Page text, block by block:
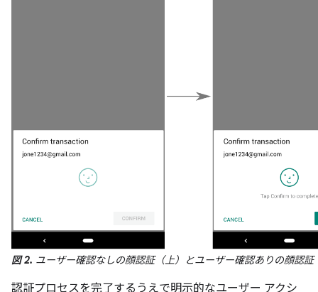
図 2. ユーザー確認なしの顔認証（上）とユーザー確認ありの顔認証
認証プロセスを完了するうえで明示的なユーザー アクシ